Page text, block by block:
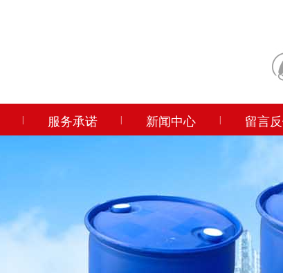
服务承诺 新闻中心 留言